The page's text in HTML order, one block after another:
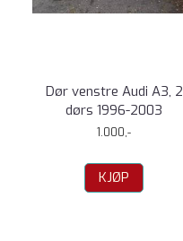
Dør venstre Audi A3, 2
dørs 1996-2003
1.000,-
KJØP